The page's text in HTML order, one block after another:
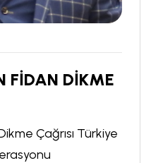
FİDAN DİKME
Çağrısı Türkiye